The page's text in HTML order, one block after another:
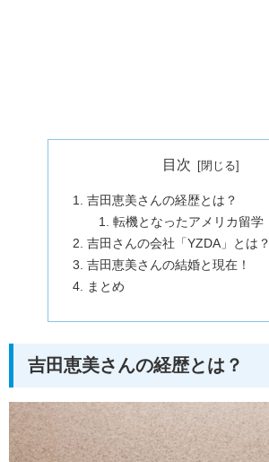
目次
吉田恵美さんの経歴とは？
転機となったアメリカ留学
吉田さんの会社「YZDA」とは？
吉田恵美さんの結婚と現在！
まとめ
吉田恵美さんの経歴とは？